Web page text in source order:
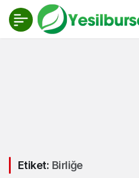
Etiket: Birliğe